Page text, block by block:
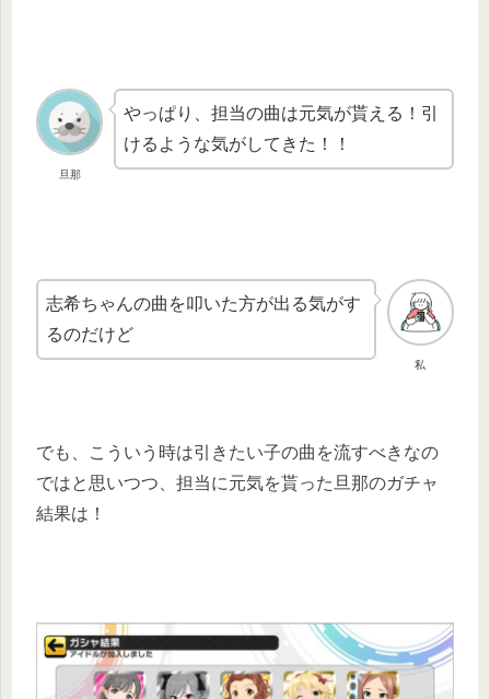
旦那
やっぱり、担当の曲は元気が貰える！引
けるような気がしてきた！！
私
志希ちゃんの曲を叩いた方が出る気がす
るのだけど
でも、こういう時は引きたい子の曲を流すべきなの
ではと思いつつ、担当に元気を貰った旦那のガチャ
結果は！